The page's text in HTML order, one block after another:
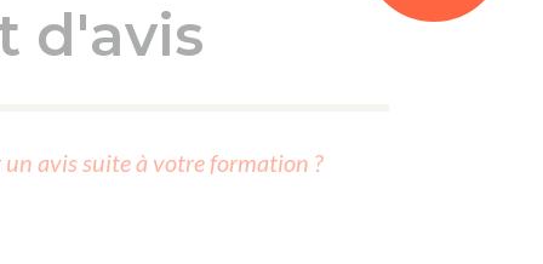
d'avis
avis suite à votre formation ?